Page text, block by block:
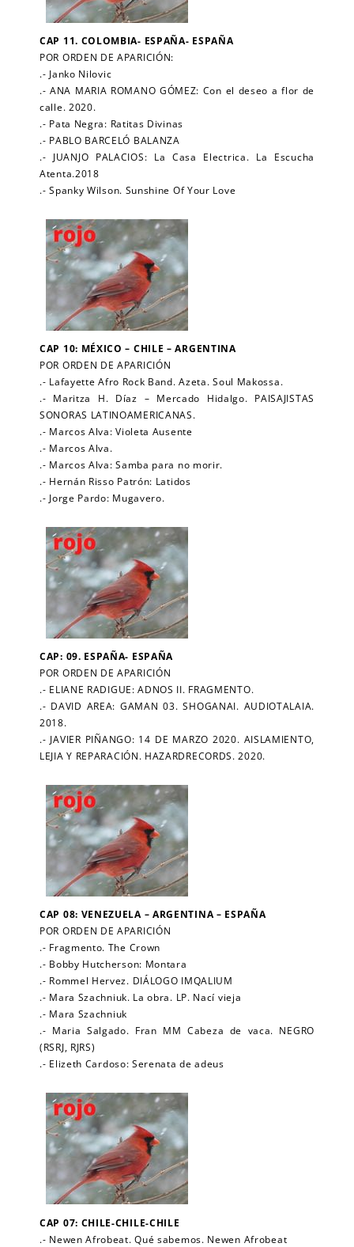
CAP 11. COLOMBIA- ESPAÑA- ESPAÑA
POR ORDEN DE APARICIÓN:
.- Janko Nilovic
.- ANA MARIA ROMANO GÓMEZ: Con el deseo a flor de
calle. 2020.
.- Pata Negra: Ratitas Divinas
.- PABLO BARCELÓ BALANZA
.- JUANJO PALACIOS: La Casa Electrica. La Escucha
Atenta.2018
.- Spanky Wilson. Sunshine Of Your Love
CAP 10: MÉXICO – CHILE – ARGENTINA
POR ORDEN DE APARICIÓN
.- Lafayette Afro Rock Band. Azeta. Soul Makossa.
.- Maritza H. Díaz – Mercado Hidalgo. PAISAJISTAS
SONORAS LATINOAMERICANAS.
.- Marcos Alva: Violeta Ausente
.- Marcos Alva.
.- Marcos Alva: Samba para no morir.
.- Hernán Risso Patrón: Latidos
.- Jorge Pardo: Mugavero.
CAP: 09. ESPAÑA- ESPAÑA
POR ORDEN DE APARICIÓN
.- ELIANE RADIGUE: ADNOS II. FRAGMENTO.
.- DAVID AREA: GAMAN 03. SHOGANAI. AUDIOTALAIA.
2018.
.- JAVIER PIÑANGO: 14 DE MARZO 2020. AISLAMIENTO,
LEJIA Y REPARACIÓN. HAZARDRECORDS. 2020.
CAP 08: VENEZUELA – ARGENTINA – ESPAÑA
POR ORDEN DE APARICIÓN
.- Fragmento. The Crown
.- Bobby Hutcherson: Montara
.- Rommel Hervez. DIÁLOGO IMQALIUM
.- Mara Szachniuk. La obra. LP. Nací vieja
.- Mara Szachniuk
.- Maria Salgado. Fran MM Cabeza de vaca. NEGRO
(RSRJ, RJRS)
.- Elizeth Cardoso: Serenata de adeus
CAP 07: CHILE-CHILE-CHILE
.- Newen Afrobeat. Qué sabemos. Newen Afrobeat